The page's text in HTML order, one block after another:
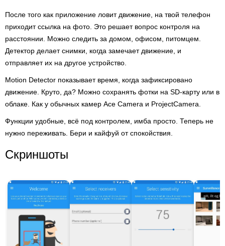
После того как приложение ловит движение, на твой телефон
приходит ссылка на фото. Это решает вопрос контроля на
расстоянии. Можно следить за домом, офисом, питомцем.
Детектор делает снимки, когда замечает движение, и
отправляет их на другое устройство.
Motion Detector показывает время, когда зафиксировано
движение. Круто, да? Можно сохранять фотки на SD-карту или в
облаке. Как у обычных камер Ace Camera и ProjectCamera.
Функции удобные, всё под контролем, имба просто. Теперь не
нужно переживать. Бери и кайфуй от спокойствия.
Скриншоты